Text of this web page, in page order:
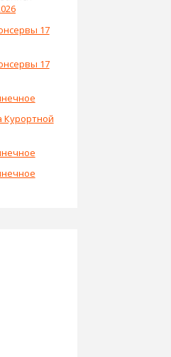
17
17
Курортной